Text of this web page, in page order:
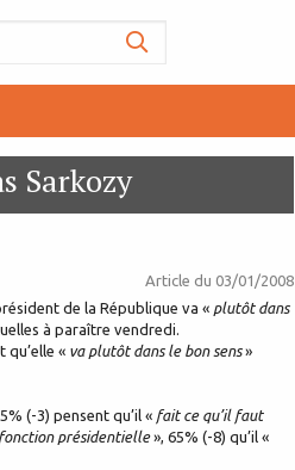
Sarkozy
Article du 03/01/2008
de la République va « plutôt dans
à paraître vendredi.
« va plutôt dans le bon sens»
(-3) pensent qu’il « fait ce qu’il faut
présidentielle», 65% (-8) qu’il «